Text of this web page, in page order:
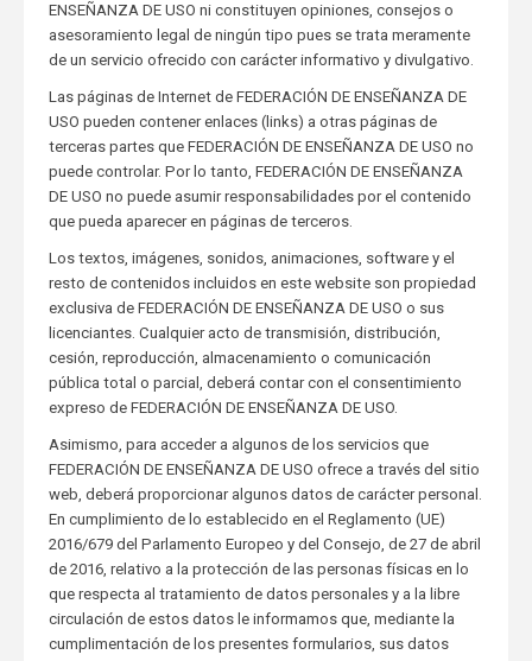
ENSEÑANZA DE USO ni constituyen opiniones, consejos o
asesoramiento legal de ningún tipo pues se trata meramente
de un servicio ofrecido con carácter informativo y divulgativo.
Las páginas de Internet de FEDERACIÓN DE ENSEÑANZA DE
USO pueden contener enlaces (links) a otras páginas de
terceras partes que FEDERACIÓN DE ENSEÑANZA DE USO no
puede controlar. Por lo tanto, FEDERACIÓN DE ENSEÑANZA
DE USO no puede asumir responsabilidades por el contenido
que pueda aparecer en páginas de terceros.
Los textos, imágenes, sonidos, animaciones, software y el
resto de contenidos incluidos en este website son propiedad
exclusiva de FEDERACIÓN DE ENSEÑANZA DE USO o sus
licenciantes. Cualquier acto de transmisión, distribución,
cesión, reproducción, almacenamiento o comunicación
pública total o parcial, deberá contar con el consentimiento
expreso de FEDERACIÓN DE ENSEÑANZA DE USO.
Asimismo, para acceder a algunos de los servicios que
FEDERACIÓN DE ENSEÑANZA DE USO ofrece a través del sitio
web, deberá proporcionar algunos datos de carácter personal.
En cumplimiento de lo establecido en el Reglamento (UE)
2016/679 del Parlamento Europeo y del Consejo, de 27 de abril
de 2016, relativo a la protección de las personas físicas en lo
que respecta al tratamiento de datos personales y a la libre
circulación de estos datos le informamos que, mediante la
cumplimentación de los presentes formularios, sus datos